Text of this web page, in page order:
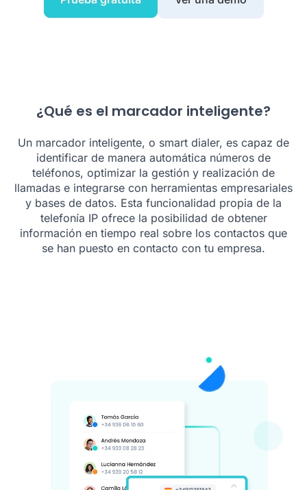
¿Qué es el marcador inteligente?
Un marcador inteligente, o smart dialer, es capaz de
identificar de manera automática números de
teléfonos, optimizar la gestión y realización de
llamadas e integrarse con herramientas empresariales
y bases de datos. Esta funcionalidad propia de la
telefonía IP ofrece la posibilidad de obtener
información en tiempo real sobre los contactos que
se han puesto en contacto con tu empresa.